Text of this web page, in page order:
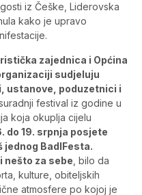
iz Češke, Liderovska
kako je upravo
zajednica i Općina
sudjeluju
ustanove, poduzetnici i
festival iz godine u
koja okuplja cijelu
do 19. srpnja posjete
jednog BadlFesta.
nešto za sebe , bilo da
kulture, obiteljskih
atmosfere po kojoj je